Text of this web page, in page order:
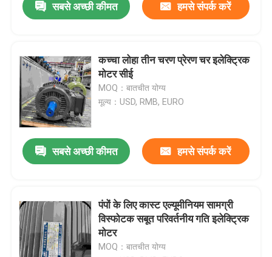
सबसे अच्छी कीमत हमसे संपर्क करें
कच्चा लोहा तीन चरण प्रेरण चर इलेक्ट्रिक
मोटर सीई
MOQ：बातचीत योग्य
मूल्य：USD, RMB, EURO
सबसे अच्छी कीमत हमसे संपर्क करें
पंपों के लिए कास्ट एल्यूमीनियम सामग्री
विस्फोटक सबूत परिवर्तनीय गति इलेक्ट्रिक
मोटर
MOQ：बातचीत योग्य